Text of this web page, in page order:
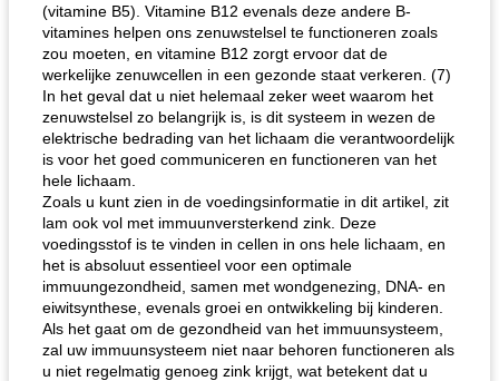
(vitamine B5). Vitamine B12 evenals deze andere B-
vitamines helpen ons zenuwstelsel te functioneren zoals
zou moeten, en vitamine B12 zorgt ervoor dat de
werkelijke zenuwcellen in een gezonde staat verkeren. (7)
In het geval dat u niet helemaal zeker weet waarom het
zenuwstelsel zo belangrijk is, is dit systeem in wezen de
elektrische bedrading van het lichaam die verantwoordelijk
is voor het goed communiceren en functioneren van het
hele lichaam.
Zoals u kunt zien in de voedingsinformatie in dit artikel, zit
lam ook vol met immuunversterkend zink. Deze
voedingsstof is te vinden in cellen in ons hele lichaam, en
het is absoluut essentieel voor een optimale
immuungezondheid, samen met wondgenezing, DNA- en
eiwitsynthese, evenals groei en ontwikkeling bij kinderen.
Als het gaat om de gezondheid van het immuunsysteem,
zal uw immuunsysteem niet naar behoren functioneren als
u niet regelmatig genoeg zink krijgt, wat betekent dat u